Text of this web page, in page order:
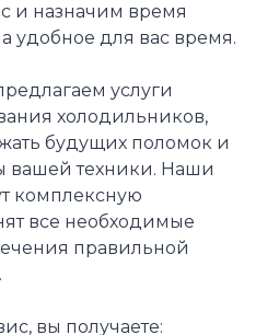
и назначим время
удобное для вас время.
услуги
холодильников,
будущих поломок и
вашей техники. Наши
комплексную
все необходимые
правильной
вы получаете: